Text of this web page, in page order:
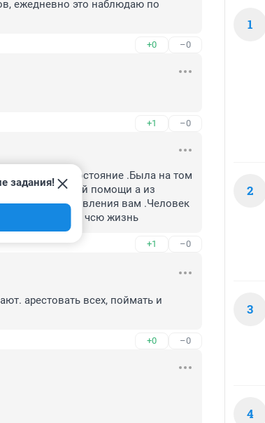
ежедневно это наблюдаю по
+0 –0
+1 –0
как хоть ее состояние .Была на том
скорой помощи а из
.Выздоровления вам .Человек
.Ей травма на чсю жизнь
+1 –0
задания!
арестовать всех, поймать и
+0 –0
1
2
3
4